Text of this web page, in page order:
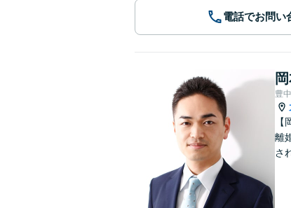
電話でお問い
豊
離
さ